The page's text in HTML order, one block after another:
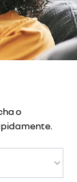
o